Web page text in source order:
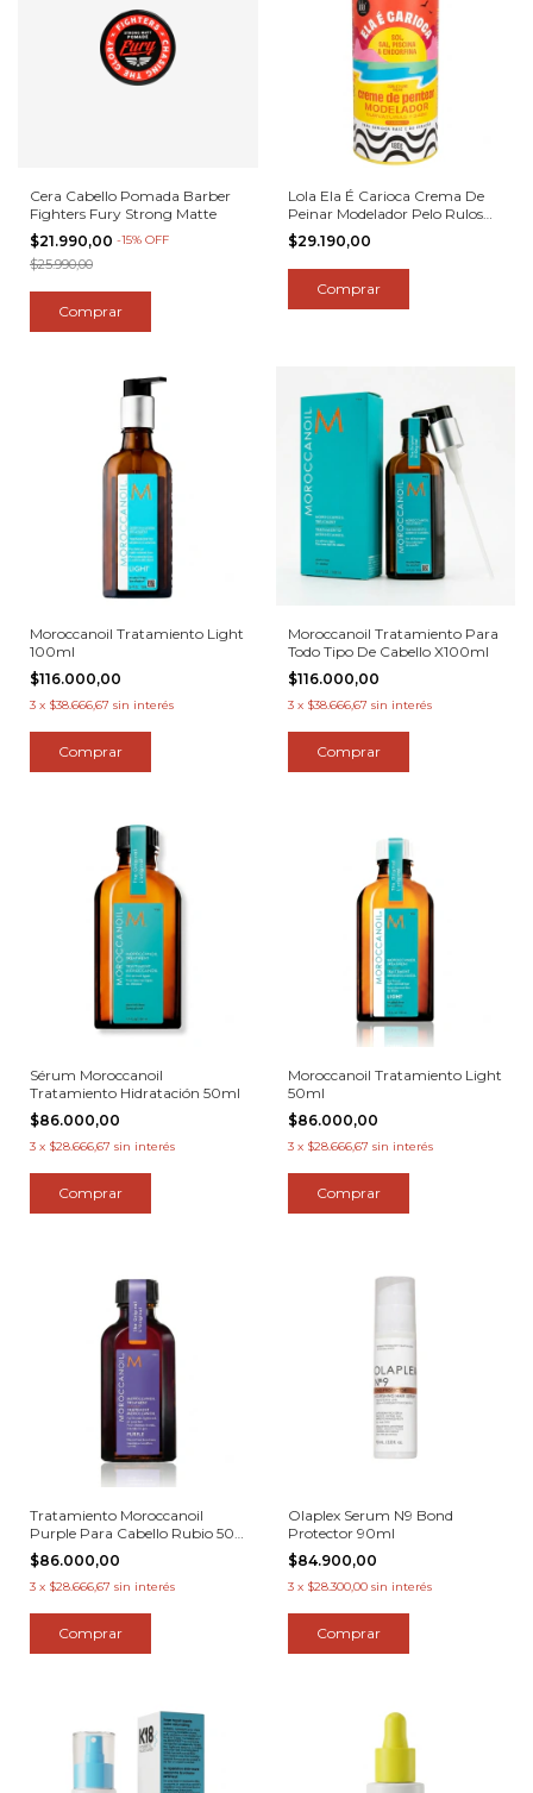
Cera Cabello Pomada Barber
Fighters Fury Strong Matte
$21.990,00 -15% OFF
$25.990,00
Lola Ela É Carioca Crema De
Peinar Modelador Pelo Rulos
480ml
$29.190,00
Moroccanoil Tratamiento Light
100ml
$116.000,00
3 x $38.666,67 sin interés
Moroccanoil Tratamiento Para
Todo Tipo De Cabello X100ml
$116.000,00
3 x $38.666,67 sin interés
Sérum Moroccanoil
Tratamiento Hidratación 50ml
$86.000,00
3 x $28.666,67 sin interés
Moroccanoil Tratamiento Light
50ml
$86.000,00
3 x $28.666,67 sin interés
Tratamiento Moroccanoil
Purple Para Cabello Rubio 50
Ml
$86.000,00
3 x $28.666,67 sin interés
Olaplex Serum N9 Bond
Protector 90ml
$84.900,00
3 x $28.300,00 sin interés